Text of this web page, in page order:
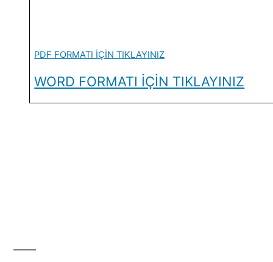
PDF FORMATI İÇİN TIKLAYINIZ
WORD FORMATI İÇİN TIKLAYINIZ